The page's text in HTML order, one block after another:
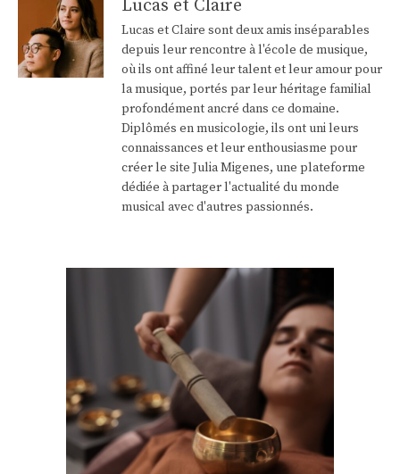
Lucas et Claire
Lucas et Claire sont deux amis inséparables
depuis leur rencontre à l'école de musique,
où ils ont affiné leur talent et leur amour pour
la musique, portés par leur héritage familial
profondément ancré dans ce domaine.
Diplômés en musicologie, ils ont uni leurs
connaissances et leur enthousiasme pour
créer le site Julia Migenes, une plateforme
dédiée à partager l'actualité du monde
musical avec d'autres passionnés.